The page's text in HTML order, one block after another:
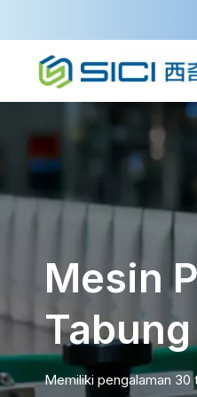
Mesin
Tabung
Memiliki pengalaman 30